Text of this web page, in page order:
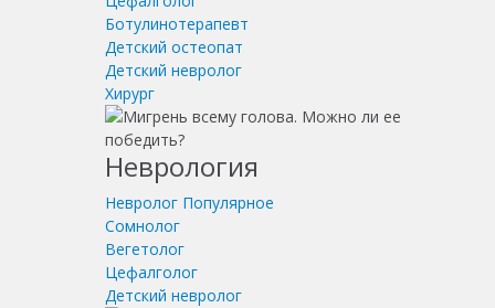
Ботулинотерапевт
Детский остеопат
Детский невролог
Хирург
Неврология
Невролог Популярное
Сомнолог
Вегетолог
Цефалголог
Детский невролог